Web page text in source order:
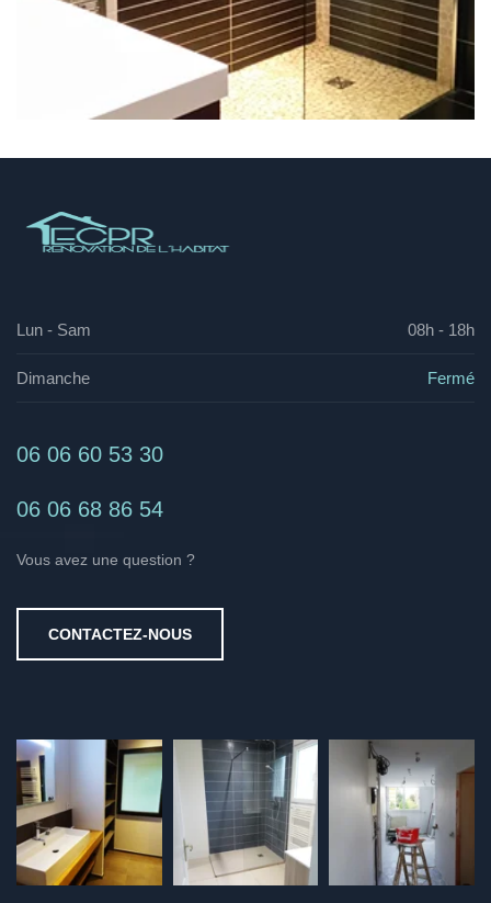
Lun - Sam 08h - 18h
Dimanche Fermé
06 06 60 53 30
06 06 68 86 54
Vous avez une question ?
CONTACTEZ-NOUS